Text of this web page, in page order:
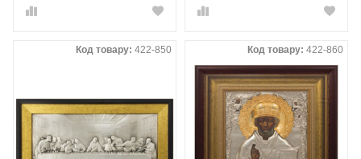
Код товару: 422-850 Код товару: 422-860